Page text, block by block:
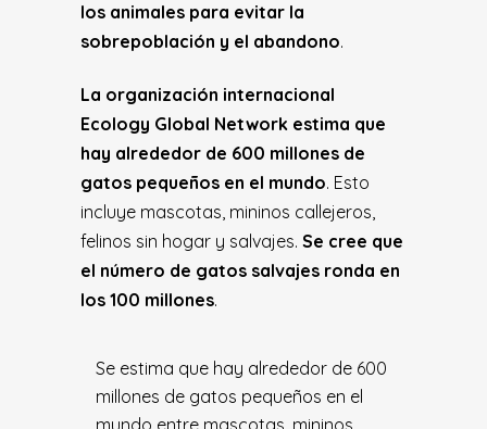
los animales para evitar la
sobrepoblación y el abandono.
La organización internacional
Ecology Global Network estima que
hay alrededor de 600 millones de
gatos pequeños en el mundo. Esto
incluye mascotas, mininos callejeros,
felinos sin hogar y salvajes. Se cree que
el número de gatos salvajes ronda en
los 100 millones.
Se estima que hay alrededor de 600
millones de gatos pequeños en el